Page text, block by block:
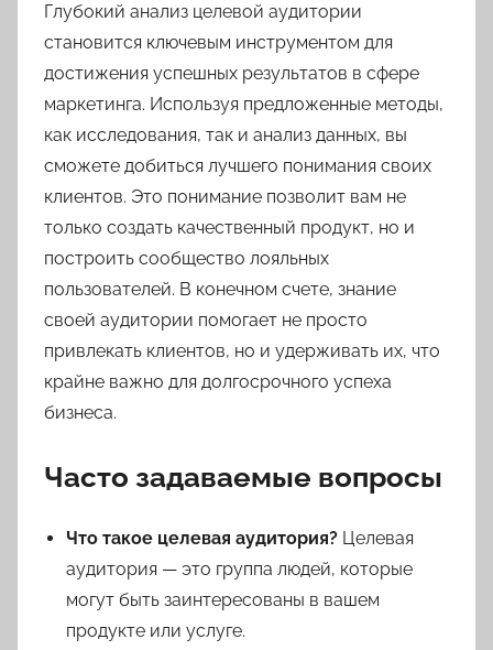
Глубокий анализ целевой аудитории
становится ключевым инструментом для
достижения успешных результатов в сфере
маркетинга. Используя предложенные методы,
как исследования, так и анализ данных, вы
сможете добиться лучшего понимания своих
клиентов. Это понимание позволит вам не
только создать качественный продукт, но и
построить сообщество лояльных
пользователей. В конечном счете, знание
своей аудитории помогает не просто
привлекать клиентов, но и удерживать их, что
крайне важно для долгосрочного успеха
бизнеса.
Часто задаваемые вопросы
Что такое целевая аудитория? Целевая
аудитория — это группа людей, которые
могут быть заинтересованы в вашем
продукте или услуге.